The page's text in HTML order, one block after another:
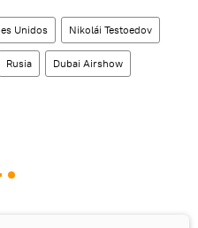
Unidos Nikolái Testoedov
Rusia Dubai Airshow